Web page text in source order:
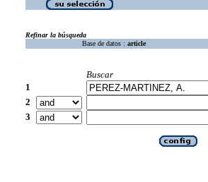
Refinar la búsqueda
Base de datos : article
Buscar
1
2
3